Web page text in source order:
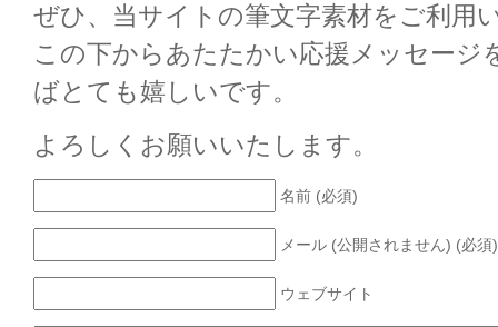
ぜひ、当サイトの筆文字素材をご利用
この下からあたたかい応援メッセージ
ばとても嬉しいです。
よろしくお願いいたします。
名前 (必須)
メール (公開されません) (必須)
ウェブサイト